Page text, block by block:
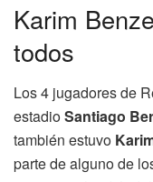
Karim
todos
Los 4 jugadores de
estadioSantiago
también estuvo
parte de alguno de